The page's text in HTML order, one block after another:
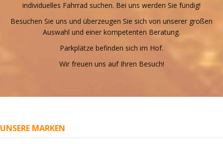
individuelles Fahrrad suchen. Bei uns werden Sie fündig!
Besuchen Sie uns und überzeugen Sie sich von unserer großen
Auswahl und einer kompetenten Beratung.
Parkplätze befinden sich im Hof.
Wir freuen uns auf Ihren Besuch!
UNSERE MARKEN